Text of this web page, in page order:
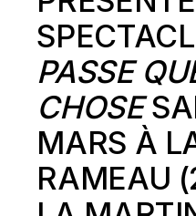
PASSE
CHOSE
MARS À
RAMEAU